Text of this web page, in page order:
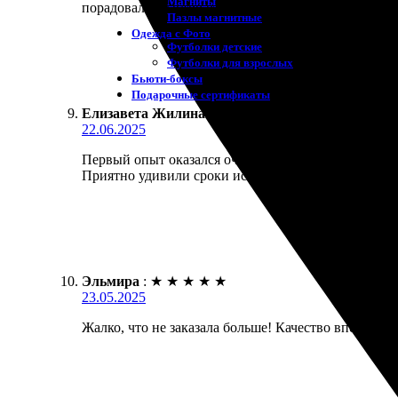
Пазлы магнитные
Одежда с Фото
Футболки детские
Футболки для взрослых
Бьюти-боксы
Подарочные сертификаты
порадовало, быстро ответили на вопросы. Если
Елизавета Жилина
22.06.2025
Первый опыт оказался очень удачным. Заказала
Приятно удивили сроки исполнения. Работают
Эльмира : ★ ★ ★ ★ ★
23.05.2025
Жалко, что не заказала больше! Качество